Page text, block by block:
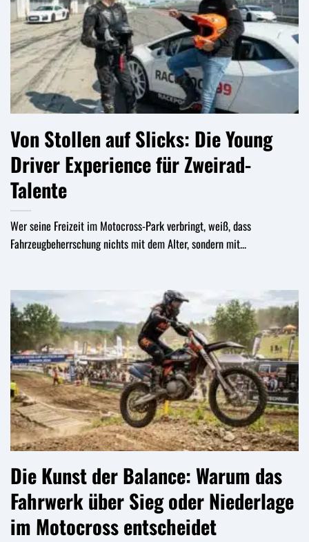
Von Stollen auf Slicks: Die Young
Driver Experience für Zweirad-
Talente
Wer seine Freizeit im Motocross-Park verbringt, weiß, dass
Fahrzeugbeherrschung nichts mit dem Alter, sondern mit...
Die Kunst der Balance: Warum das
Fahrwerk über Sieg oder Niederlage
im Motocross entscheidet